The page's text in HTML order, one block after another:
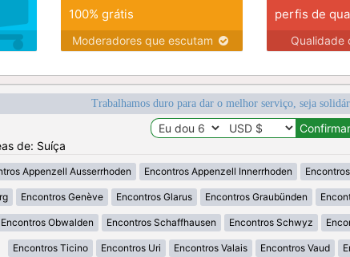
100% grátis
Moderadores que escutam
perfis de
Qualidade
Trabalhamos duro para dar o melhor serviço, seja
de: Suíça
Appenzell Ausserrhoden Encontros Appenzell Innerrhoden
Encontros Genève Encontros Glarus Encontros Graubünden
Encontros Obwalden Encontros Schaffhausen Encontros Schwyz
Encontros Ticino Encontros Uri Encontros Valais Encontros Vaud